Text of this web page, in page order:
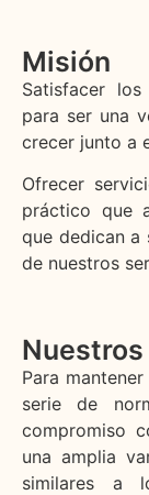
Misión
Satisfacer
para ser una
crecer junto a
Ofrecer
práctico que
que dedican a
de nuestros
Nuestros
Para
serie de
compromiso
una amplia
similares a